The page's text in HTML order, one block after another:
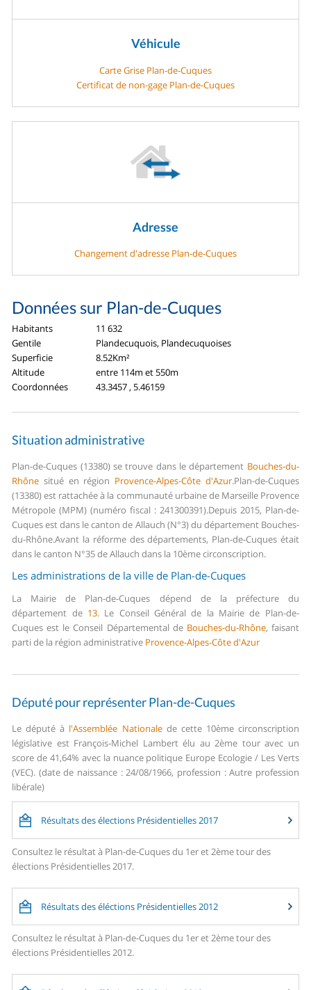
Véhicule
Carte Grise Plan-de-Cuques
Certificat de non-gage Plan-de-Cuques
Adresse
Changement d'adresse Plan-de-Cuques
Données sur Plan-de-Cuques
Habitants
11 632
Gentile
Plandecuquois, Plandecuquoises
Superficie
8.52Km²
Altitude
entre 114m et 550m
Coordonnées
43.3457 , 5.46159
Situation administrative
Plan-de-Cuques (13380) se trouve dans le département Bouches-du-
Rhône situé en région Provence-Alpes-Côte d'Azur.Plan-de-Cuques
(13380) est rattachée à la communauté urbaine de Marseille Provence
Métropole (MPM) (numéro fiscal : 241300391).Depuis 2015, Plan-de-
Cuques est dans le canton de Allauch (N°3) du département Bouches-
du-Rhône.Avant la réforme des départements, Plan-de-Cuques était
dans le canton N°35 de Allauch dans la 10ème circonscription.
Les administrations de la ville de Plan-de-Cuques
La Mairie de Plan-de-Cuques dépend de la préfecture du
département de 13.Le Conseil Général de la Mairie de Plan-de-
Cuques est le Conseil Départemental de Bouches-du-Rhône, faisant
parti de la région administrative Provence-Alpes-Côte d'Azur
Député pour représenter Plan-de-Cuques
Le député à l'Assemblée Nationalede cette 10ème circonscription
législative est François-Michel Lambert élu au 2ème tour avec un
score de 41,64% avec la nuance politique Europe Ecologie / Les Verts
(VEC). (date de naissance : 24/08/1966, profession : Autre profession
libérale)
Résultats des élections Présidentielles 2017
Consultez le résultat à Plan-de-Cuques du 1er et 2ème tour des
élections Présidentielles 2017.
Résultats des éléctions Présidentielles 2012
Consultez le résultat à Plan-de-Cuques du 1er et 2ème tour des
élections Présidentielles 2012.